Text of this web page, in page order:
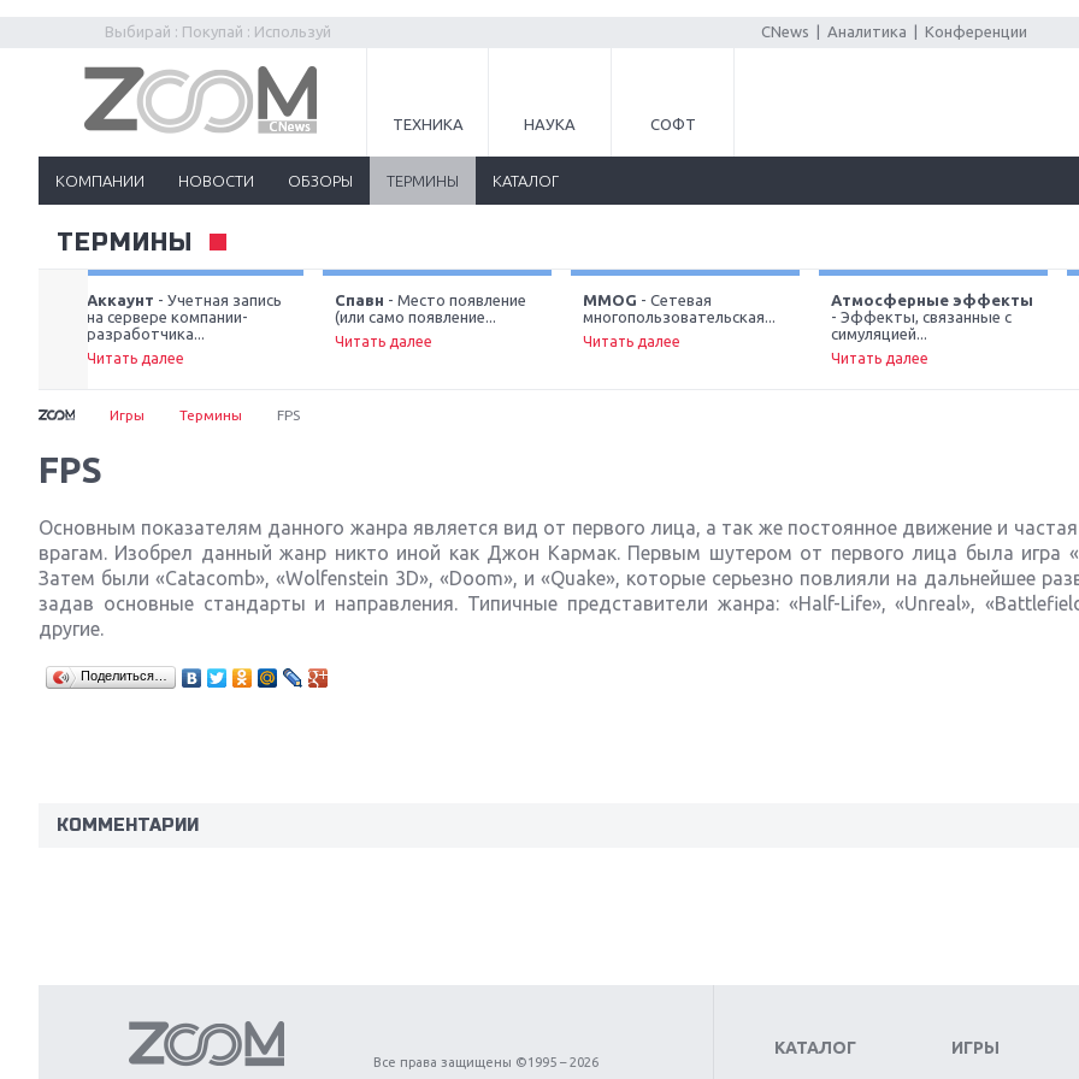
Выбирай : Покупай : Используй CNews Аналитика Конференции
ТЕХНИКА НАУКА СОФТ
КОМПАНИИ НОВОСТИ ОБЗОРЫ ТЕРМИНЫ КАТАЛОГ
ТЕРМИНЫ
Аккаунт - Учетная запись
на сервере компании-
разработчика...
Читать далее
Спавн - Место появление
(или само появление...
Читать далее
MMOG - Сетевая
многопользовательская...
Читать далее
Атмосферные эффекты
- Эффекты, связанные с
симуляцией...
Читать далее
Игры Термины FPS
FPS
Основным показателям данного жанра является вид от первого лица, а так же постоянное движение и частая
врагам. Изобрел данный жанр никто иной как Джон Кармак. Первым шутером от первого лица была игра
Затем были «Catacomb», «Wolfenstein 3D», «Doom», и «Quake», которые серьезно повлияли на дальнейшее
задав основные стандарты и направления. Типичные представители жанра: «Half-Life», «Unreal»,
другие.
Поделиться…
КОММЕНТАРИИ
Все права защищены ©1995 – 2026
КАТАЛОГ ИГРЫ